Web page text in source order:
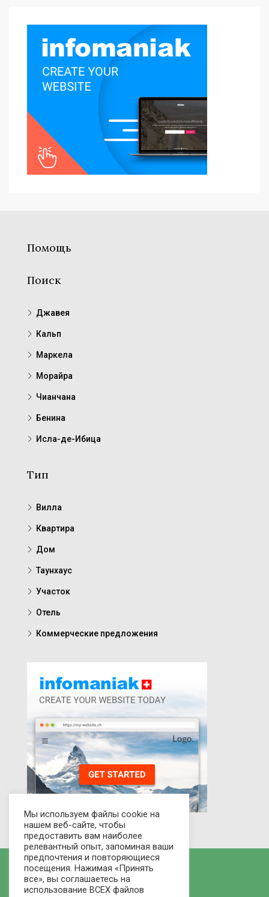
Помощь
Поиск
Джавея
Кальп
Маркела
Морайра
Чианчана
Бенина
Исла-де-Ибица
Тип
Вилла
Квартира
Дом
Таунхаус
Участок
Отель
Коммерческие предложения
Мы используем файлы cookie на
нашем веб-сайте, чтобы
предоставить вам наиболее
релевантный опыт, запоминая ваши
предпочтения и повторяющиеся
посещения. Нажимая «Принять
все», вы соглашаетесь на
использование ВСЕХ файлов